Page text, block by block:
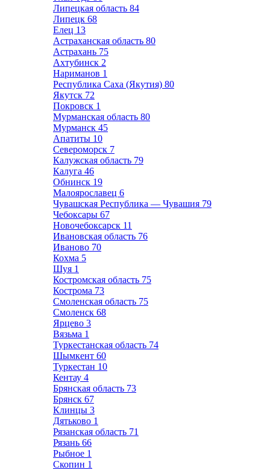
Липецкая область 84
Липецк 68
Елец 13
Астраханская область 80
Астрахань 75
Ахтубинск 2
Нариманов 1
Республика Саха (Якутия) 80
Якутск 72
Покровск 1
Мурманская область 80
Мурманск 45
Апатиты 10
Североморск 7
Калужская область 79
Калуга 46
Обнинск 19
Малоярославец 6
Чувашская Республика — Чувашия 79
Чебоксары 67
Новочебоксарск 11
Ивановская область 76
Иваново 70
Кохма 5
Шуя 1
Костромская область 75
Кострома 73
Смоленская область 75
Смоленск 68
Ярцево 3
Вязьма 1
Туркестанская область 74
Шымкент 60
Туркестан 10
Кентау 4
Брянская область 73
Брянск 67
Клинцы 3
Дятьково 1
Рязанская область 71
Рязань 66
Рыбное 1
Скопин 1